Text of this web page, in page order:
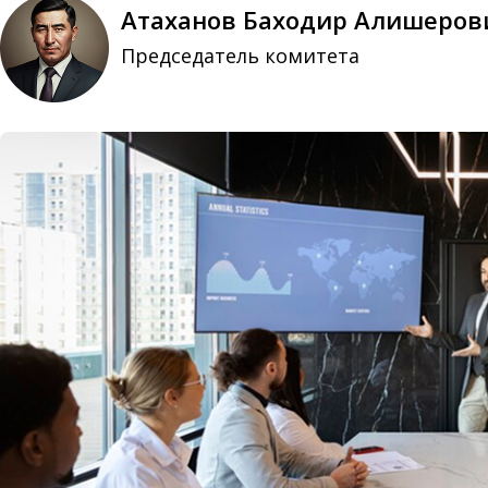
Атаханов Баходир
Председатель комитета